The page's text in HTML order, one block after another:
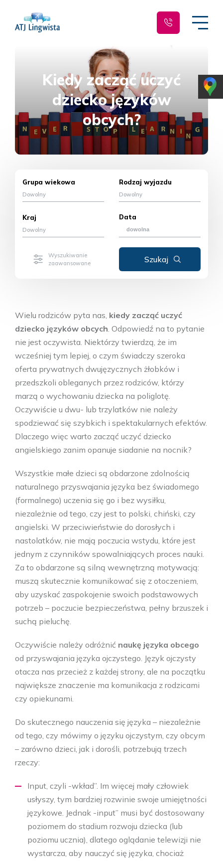
Kiedy zacząć uczyć
dziecko języków
obcych?
Grupa wiekowa
Dowolny
Rodzaj wyjazdu
Dowolny
Kraj
Dowolny
Data
Wielu rodziców pyta nas, kiedy zacząć uczyć
dziecko języków obcych. Odpowiedź na to pytanie
nie jest oczywista. Niektórzy twierdzą, że im
wcześniej tym lepiej, o czym świadczy szeroka
oferta prywatnych dwujęzycznych żłobków i
przedszkoli obleganych przez rodziców, którzy
marzą o wychowaniu dziecka na poliglotę.
Oczywiście u dwu- lub trzylatków nie należy
spodziewać się szybkich i spektakularnych efektów.
Dlaczego więc warto zacząć uczyć dziecko
angielskiego zanim opanuje siadanie na nocnik?
Wszystkie małe dzieci są obdarzone zdolnością
naturalnego przyswajania języka bez świadomego
(formalnego) uczenia się go i bez wysiłku,
niezależnie od tego, czy jest to polski, chiński, czy
angielski. W przeciwieństwie do dorosłych i
nastolatków, nie mają poczucia wstydu, które jest
jednym z czynników spowalniających proces nauki.
Za to obdarzone są silną wewnętrzną motywacją:
muszą skutecznie komunikować się z otoczeniem,
aby uzyskać zaspokojenie swoich podstawowych
potrzeb – poczucie bezpieczeństwa, pełny brzuszek i
suchą pieluchę.
Oczywiście należy odróżnić naukę języka obcego
od przyswajania języka ojczystego. Język ojczysty
otacza nas przecież z każdej strony, ale na początku
największe znaczenie ma komunikacja z rodzicami
czy opiekunami.
Do skutecznego nauczenia się języka – niezależnie
od tego, czy mówimy o języku ojczystym, czy obcym
– zarówno dzieci, jak i dorośli, potrzebują trzech
rzeczy:
Input, czyli -wkład”. Im więcej mały człowiek
usłyszy, tym bardziej rozwinie swoje umiejętności
językowe. Jednak -input” musi być dostosowany
poziomem do stadium rozwoju dziecka (lub
poziomu ucznia), dlatego oglądanie telewizji nie
wystarcza, aby nauczyć się języka, chociaż